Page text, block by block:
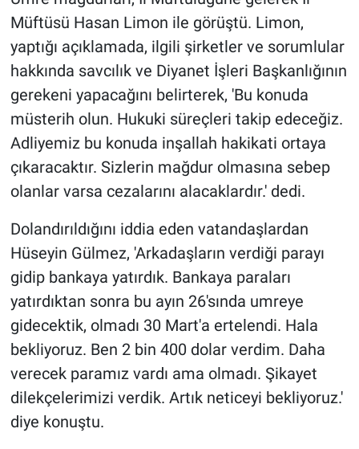
Müftüsü Hasan Limon ile görüştü. Limon,
yaptığı açıklamada, ilgili şirketler ve sorumlular
hakkında savcılık ve Diyanet İşleri Başkanlığının
gerekeni yapacağını belirterek, 'Bu konuda
müsterih olun. Hukuki süreçleri takip edeceğiz.
Adliyemiz bu konuda inşallah hakikati ortaya
çıkaracaktır. Sizlerin mağdur olmasına sebep
olanlar varsa cezalarını alacaklardır.' dedi.
Dolandırıldığını iddia eden vatandaşlardan
Hüseyin Gülmez, 'Arkadaşların verdiği parayı
gidip bankaya yatırdık. Bankaya paraları
yatırdıktan sonra bu ayın 26'sında umreye
gidecektik, olmadı 30 Mart'a ertelendi. Hala
bekliyoruz. Ben 2 bin 400 dolar verdim. Daha
verecek paramız vardı ama olmadı. Şikayet
dilekçelerimizi verdik. Artık neticeyi bekliyoruz.'
diye konuştu.
Gündem Özel
Günün görüntüsü
Haber
İlan
Kimdir
Koronavirüs
Kültür Sanat
Ne demişti
Nedir
Popüler